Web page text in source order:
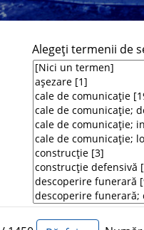
Alegeţi termenii de